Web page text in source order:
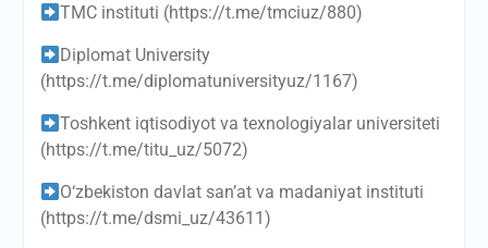
TMC instituti (https://t.me/tmciuz/880)
Diplomat University
(https://t.me/diplomatuniversityuz/1167)
Toshkent iqtisodiyot va texnologiyalar universiteti
(https://t.me/titu_uz/5072)
O‘zbekiston davlat san’at va madaniyat instituti
(https://t.me/dsmi_uz/43611)